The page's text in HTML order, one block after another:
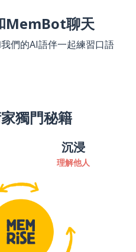
MemBot聊天
們的AI語伴一起練習口語
獨門秘籍
沉浸
理解他人